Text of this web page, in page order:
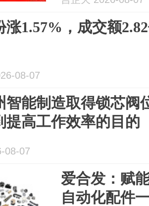
涨1.57%，成交额
08-07
智能制造取得锁芯阀
提高工作效率的目的
08-07
爱合发：赋
自动化配件